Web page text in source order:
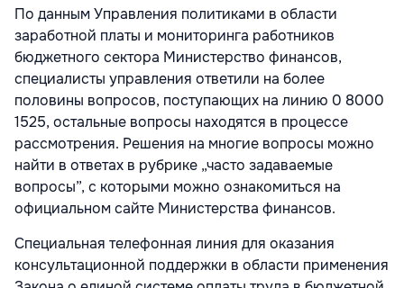
По данным Управления политиками в области
заработной платы и мониторинга работников
бюджетного сектора Министерство финансов,
специалисты управления ответили на более
половины вопросов, поступающих на линию 0 8000
1525, остальные вопросы находятся в процессе
рассмотрения. Решения на многие вопросы можно
найти в ответах в рубрике „часто задаваемые
вопросы”, с которыми можно ознакомиться на
официальном сайте Министерства финансов.
Специальная телефонная линия для оказания
консультационной поддержки в области применения